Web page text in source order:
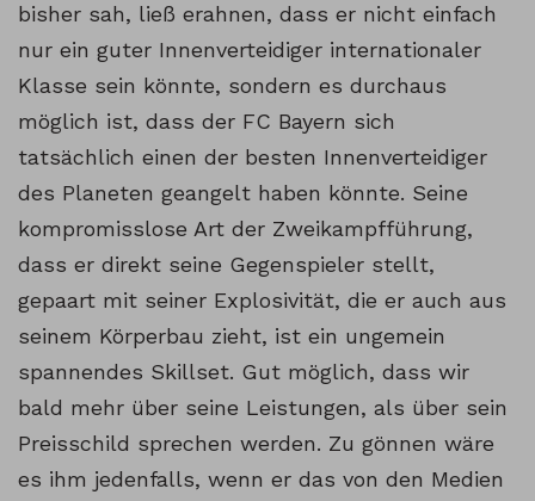
bisher sah, ließ erahnen, dass er nicht einfach
nur ein guter Innenverteidiger internationaler
Klasse sein könnte, sondern es durchaus
möglich ist, dass der FC Bayern sich
tatsächlich einen der besten Innenverteidiger
des Planeten geangelt haben könnte. Seine
kompromisslose Art der Zweikampfführung,
dass er direkt seine Gegenspieler stellt,
gepaart mit seiner Explosivität, die er auch aus
seinem Körperbau zieht, ist ein ungemein
spannendes Skillset. Gut möglich, dass wir
bald mehr über seine Leistungen, als über sein
Preisschild sprechen werden. Zu gönnen wäre
es ihm jedenfalls, wenn er das von den Medien